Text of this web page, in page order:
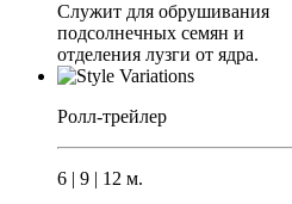
Служит для обрушивания
подсолнечных семян и
отделения лузги от ядра.
Ролл-трейлер
6 | 9 | 12 м.